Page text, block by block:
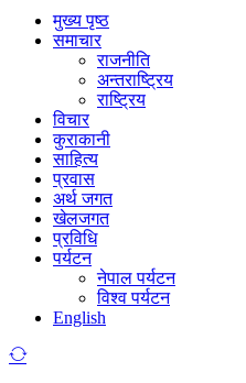
मुख्य पृष्ठ
समाचार
राजनीति
अन्तराष्ट्रिय
राष्ट्रिय
विचार
कुराकानी
साहित्य
प्रवास
अर्थ जगत
खेलजगत
प्रविधि
पर्यटन
नेपाल पर्यटन
विश्व पर्यटन
English